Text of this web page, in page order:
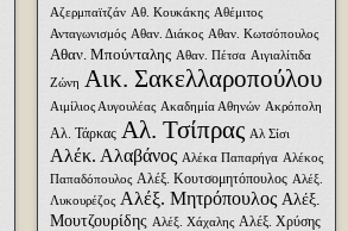
Αζερμπαϊτζάν Αθ. Κουκάκης Αθέμιτος
Ανταγωνισμός Αθαν. Διάκος Αθαν. Κωτσόπουλος
Αθαν. Μπούνταλης Αθαν. Πέτσα Αιγιαλίτιδα
Ζώνη Αικ. Σακελλαροπούλου
Αιμίλιος Αυγουλέας Ακαδημία Αθηνών Ακρόπολη
Αλ. Τάρκας Αλ. Τσίπρας Αλ Σίσι
Αλέκ. Αλαβάνος Αλέκα Παπαρήγα Αλέκος
Παπαδόπουλος Αλέξ. Κουτσομητόπουλος Αλέξ.
Λυκουρέζος Αλέξ. Μητρόπουλος Αλέξ.
Μουτζουρίδης Αλέξ. Χάχαλης Αλέξ. Χρύσης